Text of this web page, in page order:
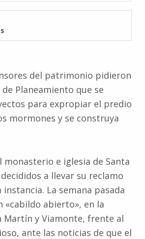
del patrimonio pidieron
Planeamiento que se
para expropiar el predio
mormones y se construya
monasterio e iglesia de Santa
a llevar su reclamo
La semana pasada
«cabildo abierto», en la
Martín y Viamonte, frente al
ante las noticias de que el